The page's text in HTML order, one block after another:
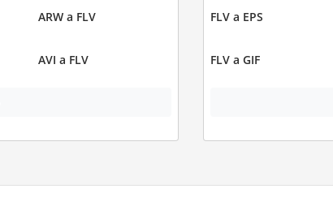
ARW a FLV
AVI a FLV
FLV a EPS
FLV a GIF